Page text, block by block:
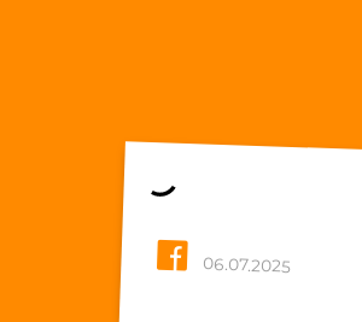
06.07.2025